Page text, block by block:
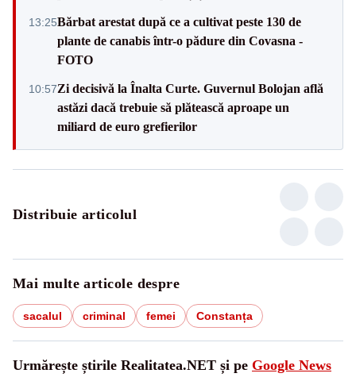
13:25Bărbat arestat după ce a cultivat peste 130 de
plante de canabis într-o pădure din Covasna -
FOTO
10:57Zi decisivă la Înalta Curte. Guvernul Bolojan află
astăzi dacă trebuie să plătească aproape un
miliard de euro grefierilor
Distribuie articolul
Mai multe articole despre
sacalul criminal femei Constanța
Urmărește știrile Realitatea.NET și pe Google News